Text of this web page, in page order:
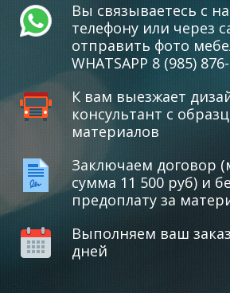
Вы связываетесь с
телефону или через
отправить фото
WHATSAPP 8 (985)
К вам выезжает
консультант с
материалов
Заключаем договор
сумма 11 500 руб) и
предоплату за
Выполняем ваш
дней